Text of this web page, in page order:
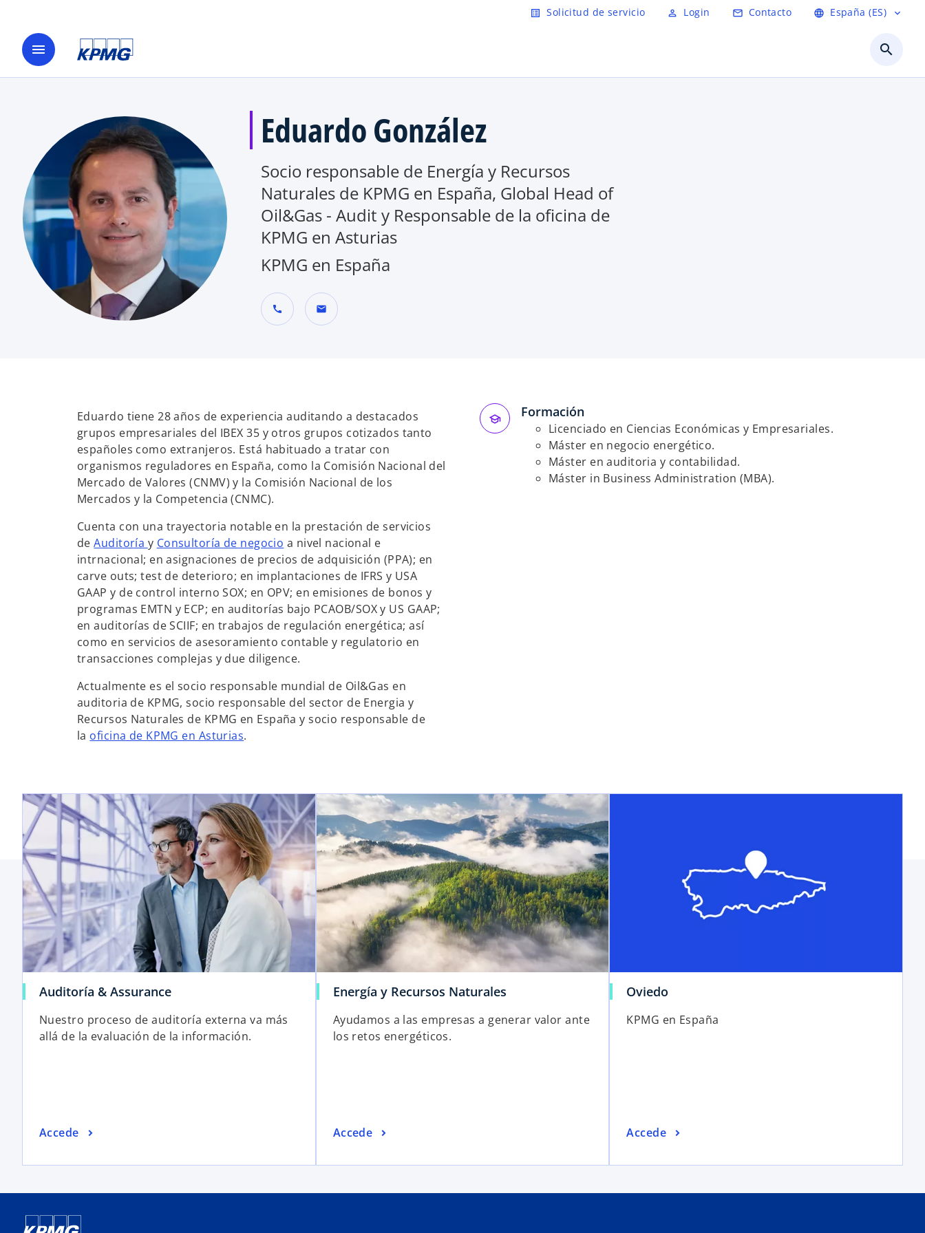
Saltar al contenido principal
list_alt Solicitud de servicio person_outline Login mail_outline Contacto language España (ES) expand_more
menu search
Eduardo González
Socio responsable de Energía y Recursos
Naturales de KPMG en España, Global Head of
Oil&Gas - Audit y Responsable de la oficina de
KPMG en Asturias
KPMG en España
call mail
Eduardo tiene 28 años de experiencia auditando a destacados
grupos empresariales del IBEX 35 y otros grupos cotizados tanto
españoles como extranjeros. Está habituado a tratar con
organismos reguladores en España, como la Comisión Nacional del
Mercado de Valores (CNMV) y la Comisión Nacional de los
Mercados y la Competencia (CNMC).
Cuenta con una trayectoria notable en la prestación de servicios
deAuditoría s
e
a
b
r
e
e
n
n
a
p
e
a
ñ
a
n
u
e
v
a
y Consultoría de negocio s
e
a
b
r
e
e
n
n
a
p
a
ñ
a
n
u
e
v
a nivel nacional e
intrnacional; en asignaciones de precios de adquisición (PPA); en
carve outs; test de deterioro; en implantaciones de IFRS y USA
GAAP y de control interno SOX; en OPV; en emisiones de bonos y
programas EMTN y ECP; en auditorías bajo PCAOB/SOX y US GAAP;
en auditorías de SCIIF; en trabajos de regulación energética; así
como en servicios de asesoramiento contable y regulatorio en
transacciones complejas y due diligence.
Actualmente es el socio responsable mundial de Oil&Gas en
auditoria de KPMG, socio responsable del sector de Energia y
Recursos Naturales de KPMG en España y socio responsable de
la oficina de KPMG en Asturiass
r
e
e
n
u
n
a
n
.
Formación
Licenciado en Ciencias Económicas y Empresariales.
Máster en negocio energético.
Máster en auditoria y contabilidad.
Máster in Business Administration (MBA).
Auditoría & Assurance
Nuestro proceso de auditoría externa va más
allá de la evaluación de la información.
Accede
Energía y Recursos Naturales
Ayudamos a las empresas a generar valor ante
los retos energéticos.
Accede
Oviedo
KPMG en España
Accede